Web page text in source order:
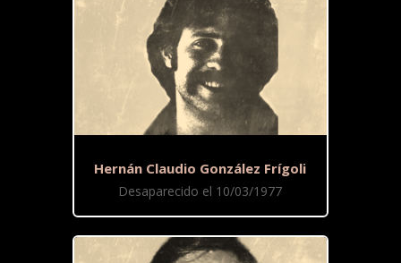
Hernán Claudio González Frígoli
Desaparecido el 10/03/1977